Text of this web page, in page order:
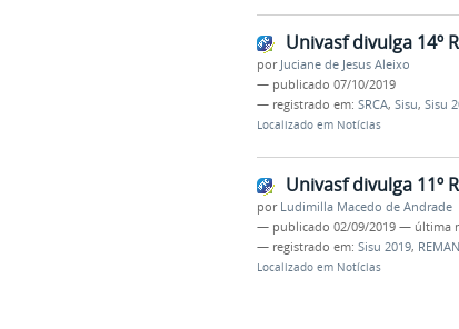
Univasf divulga 14º
por Juciane de Jesus Aleixo
— publicado 07/10/2019
— registrado em: SRCA, Sisu, Sisu
Localizado em Notícias
Univasf divulga 11º
por Ludimilla Macedo de Andrade
— publicado 02/09/2019 — última
— registrado em: Sisu 2019,
Localizado em Notícias